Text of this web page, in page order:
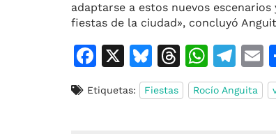
adaptarse a estos nuevos
fiestas de la ciudad», concluyó
F
c
X
Bl
u
e
T
h
re
W
h
at
T
el
e
Etiquetas: Fiestas Rocío Anguita